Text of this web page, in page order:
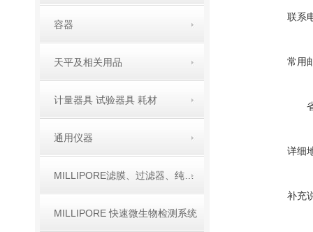
容器
天平及相关用品
计量器具 试验器具 耗材
通用仪器
MILLIPORE滤膜、过滤器、纯水产品
MILLIPORE 快速微生物检测系统
联系
常用
详细
补充